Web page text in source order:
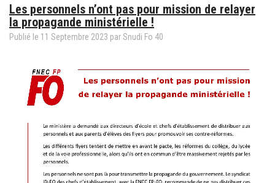
et
Les personnels n’ont pas pour mission de relayer
la propagande ministérielle !
Publié le 11 Septembre 2023 par Snudi Fo 40